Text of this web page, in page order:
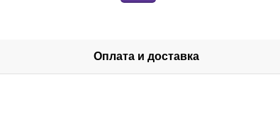
Оплата и доставка